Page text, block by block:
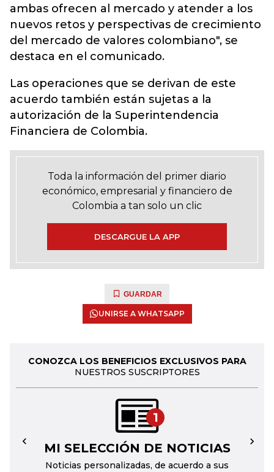
ambas ofrecen al mercado y atender a los
nuevos retos y perspectivas de crecimiento
del mercado de valores colombiano", se
destaca en el comunicado.
Las operaciones que se derivan de este
acuerdo también están sujetas a la
autorización de la Superintendencia
Financiera de Colombia.
Toda la información del primer diario
económico, empresarial y financiero de
Colombia a tan solo un clic
DESCARGUE LA APP
GUARDAR
UNIRSE A WHATSAPP
CONOZCA LOS BENEFICIOS EXCLUSIVOS PARA
NUESTROS SUSCRIPTORES
1
MI SELECCIÓN DE NOTICIAS
Noticias personalizadas, de acuerdo a sus
← →